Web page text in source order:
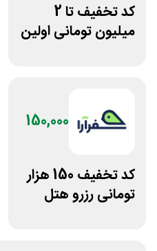
کد تخفیف تا 2
میلیون تومانی اولین
150,000
کد تخفیف 150 هزار
تومانی رزرو هتل